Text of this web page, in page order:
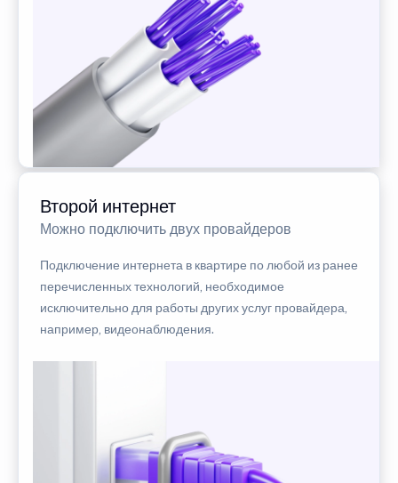
Второй интернет
Можно подключить двух провайдеров
Подключение интернета в квартире по любой из ранее
перечисленных технологий, необходимое
исключительно для работы других услуг провайдера,
например, видеонаблюдения.